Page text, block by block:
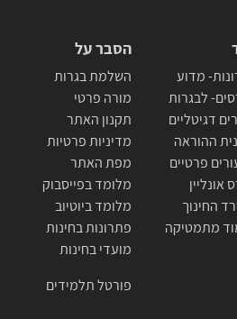
מדוע
לבגרות
דגיטליים
ההוראה
פרטיים
אונליין
החינוך
מתמטיקה
הסבר על
השלמת בגרות
מורה פרטי
תקנון האתר
מדיניות פרטיות
מפת האתר
מלומד בפייסבוק
מלומד ביוטיוב
פתרונות בחינות
מועדי בחינות
פורטל תלמידים